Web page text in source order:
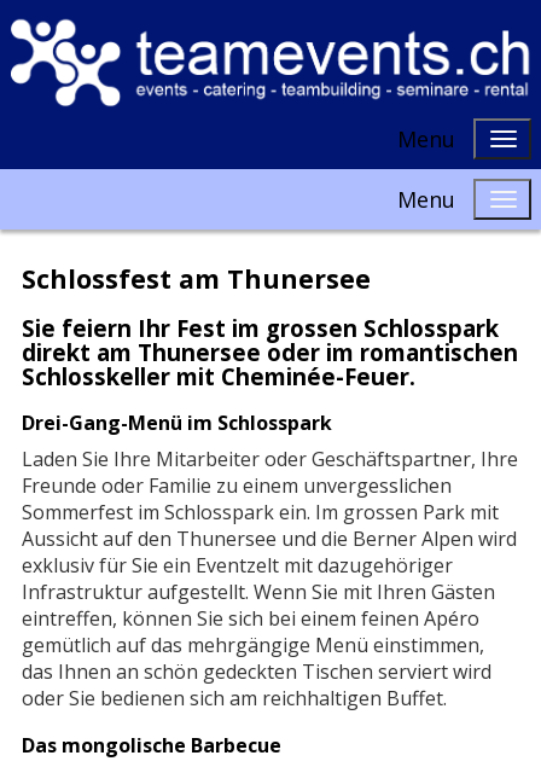
Menu
Menu
Schlossfest am Thunersee
Sie feiern Ihr Fest im grossen Schlosspark
direkt am Thunersee oder im romantischen
Schlosskeller mit Cheminée-Feuer.
Drei-Gang-Menü im Schlosspark
Laden Sie Ihre Mitarbeiter oder Geschäftspartner, Ihre
Freunde oder Familie zu einem unvergesslichen
Sommerfest im Schlosspark ein. Im grossen Park mit
Aussicht auf den Thunersee und die Berner Alpen wird
exklusiv für Sie ein Eventzelt mit dazugehöriger
Infrastruktur aufgestellt. Wenn Sie mit Ihren Gästen
eintreffen, können Sie sich bei einem feinen Apéro
gemütlich auf das mehrgängige Menü einstimmen,
das Ihnen an schön gedeckten Tischen serviert wird
oder Sie bedienen sich am reichhaltigen Buffet.
Das mongolische Barbecue